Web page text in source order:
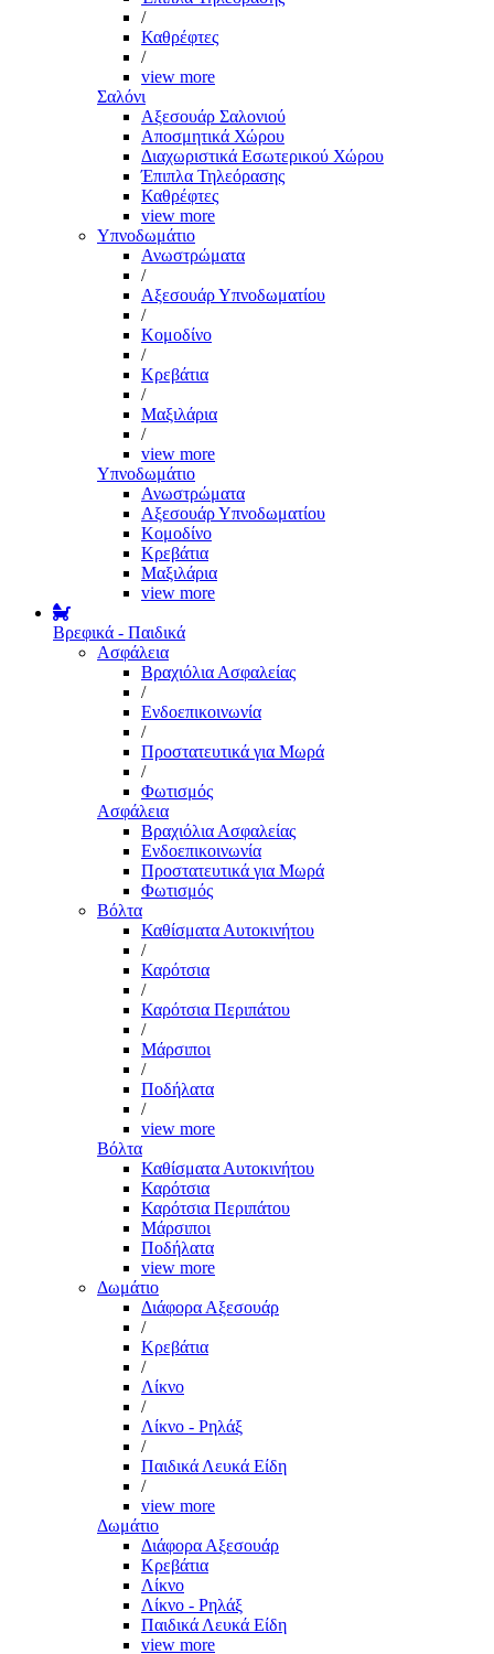
/
Καθρέφτες
/
view more
Σαλόνι
Αξεσουάρ Σαλονιού
Αποσμητικά Χώρου
Διαχωριστικά Εσωτερικού Χώρου
Έπιπλα Τηλεόρασης
Καθρέφτες
view more
Υπνοδωμάτιο
Ανωστρώματα
/
Αξεσουάρ Υπνοδωματίου
/
Κομοδίνο
/
Κρεβάτια
/
Μαξιλάρια
/
view more
Υπνοδωμάτιο
Ανωστρώματα
Αξεσουάρ Υπνοδωματίου
Κομοδίνο
Κρεβάτια
Μαξιλάρια
view more
Βρεφικά - Παιδικά
Ασφάλεια
Βραχιόλια Ασφαλείας
/
Ενδοεπικοινωνία
/
Προστατευτικά για Μωρά
/
Φωτισμός
Ασφάλεια
Βραχιόλια Ασφαλείας
Ενδοεπικοινωνία
Προστατευτικά για Μωρά
Φωτισμός
Βόλτα
Καθίσματα Αυτοκινήτου
/
Καρότσια
/
Καρότσια Περιπάτου
/
Μάρσιποι
/
Ποδήλατα
/
view more
Βόλτα
Καθίσματα Αυτοκινήτου
Καρότσια
Καρότσια Περιπάτου
Μάρσιποι
Ποδήλατα
view more
Δωμάτιο
Διάφορα Αξεσουάρ
/
Κρεβάτια
/
Λίκνο
/
Λίκνο - Ρηλάξ
/
Παιδικά Λευκά Είδη
/
view more
Δωμάτιο
Διάφορα Αξεσουάρ
Κρεβάτια
Λίκνο
Λίκνο - Ρηλάξ
Παιδικά Λευκά Είδη
view more